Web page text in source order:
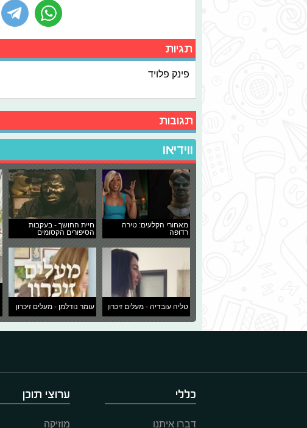
תגיות
פינק פלויד
תגובות
ווידיאו
מאחורי הקלעים: טירה
רדופה
חיית החושך - בעקבות
הסיפורים הקסומים
טליה עובדיה - מעלים זיכרון עומר נודלמן - מעלים זיכרון
כללי
דברו איתנו
ערוצי תוכן
מוזיקה